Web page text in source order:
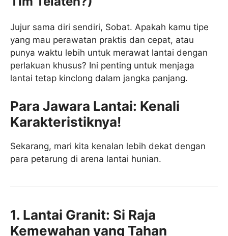
Jujur sama diri sendiri, Sobat. Apakah kamu tipe
yang mau perawatan praktis dan cepat, atau
punya waktu lebih untuk merawat lantai dengan
perlakuan khusus? Ini penting untuk menjaga
lantai tetap kinclong dalam jangka panjang.
Para Jawara Lantai: Kenali
Karakteristiknya!
Sekarang, mari kita kenalan lebih dekat dengan
para petarung di arena lantai hunian.
1. Lantai Granit: Si Raja
Kemewahan yang Tahan